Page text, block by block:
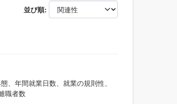
並び順
、年間就業日数、就業の規則性、
職者数